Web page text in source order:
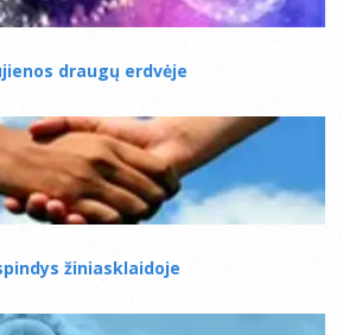
draugų erdvėje
žiniasklaidoje